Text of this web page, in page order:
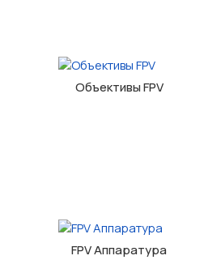
Объективы FPV
FPV Аппаратура